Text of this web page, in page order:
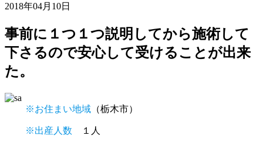
2018年04月10日
事前に１つ１つ説明してから施術して
下さるので安心して受けることが出来
た。
※お住まい地域（栃木市）
※出産人数 １人